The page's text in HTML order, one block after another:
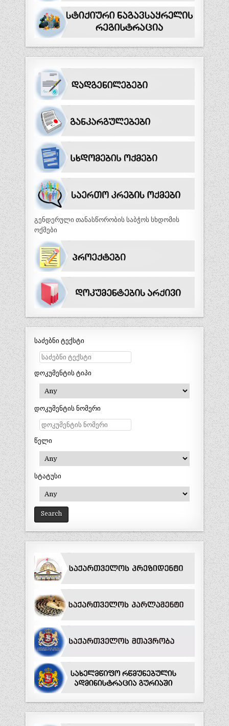
გენდერული თანასწორობის საბჭოს სხდომის
ოქმები
საძებნი ტექსტი
დოკუმენტის ტიპი
დოკუმენტის ნომერი
წელი
სტატუსი